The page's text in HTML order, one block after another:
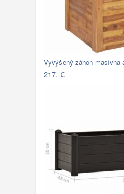
Vyvýšený záhon masívna
217,-€